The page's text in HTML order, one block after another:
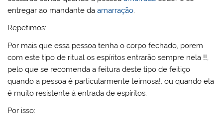
entregar ao mandante daamarração.
Repetimos:
Por mais que essa pessoa tenha o corpo fechado, porem
com este tipo de ritual os espíritos entrarão sempre nela !!,
pelo que se recomenda a feitura deste tipo de feitiço
quando a pessoa é particularmente teimosa!, ou quando ela
é muito resistente á entrada de espíritos.
Por isso: